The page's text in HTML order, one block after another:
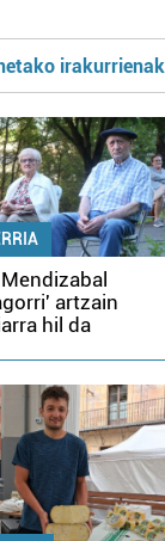
irakurrienak
artzain
hil da